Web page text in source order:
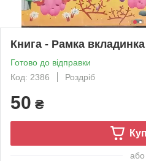
Книга - Рамка
Готово до відправки
Код: 2386
Роздріб
50 ₴
або